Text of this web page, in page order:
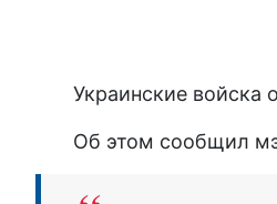
Украинские войска
Об этом сообщил